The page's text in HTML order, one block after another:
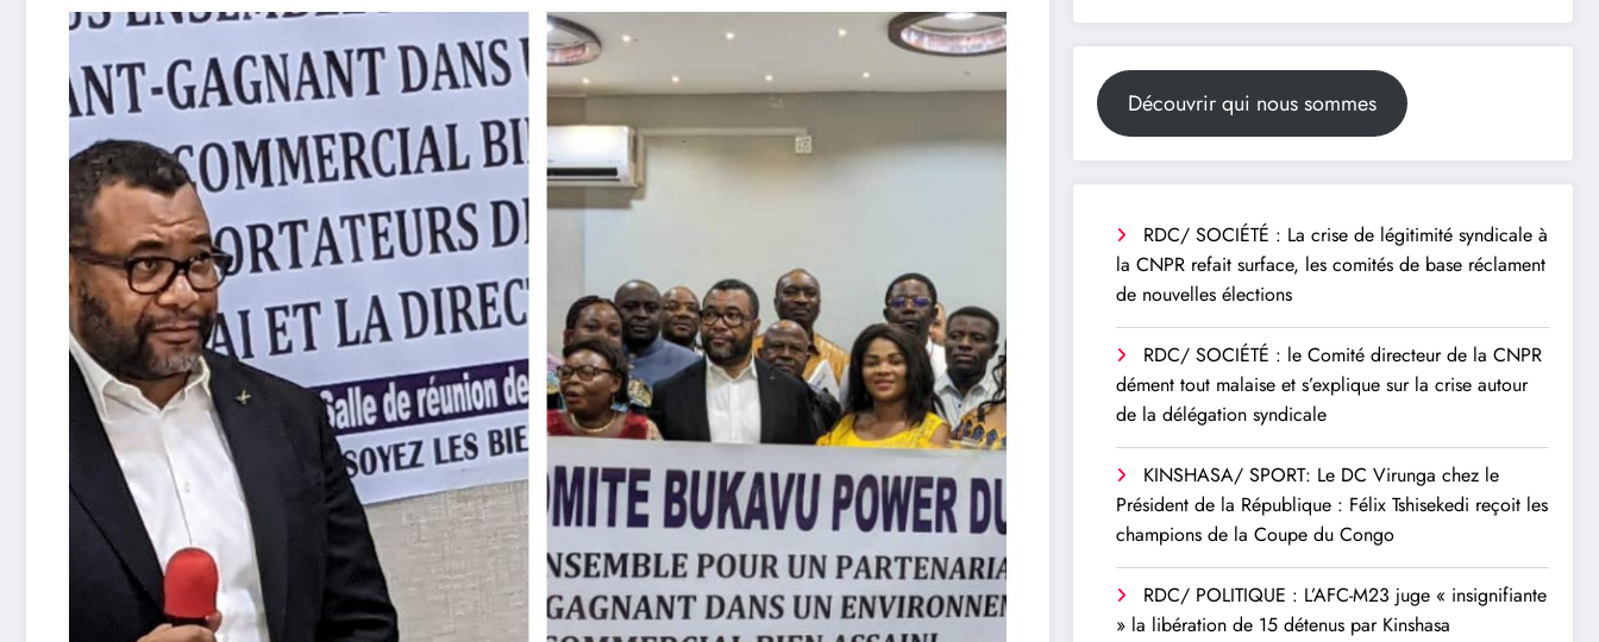
Découvrir qui nous sommes
RDC/ SOCIÉTÉ : La crise de légitimité syndicale à
la CNPR refait surface, les comités de base réclament
de nouvelles élections
RDC/ SOCIÉTÉ : le Comité directeur de la CNPR
dément tout malaise et s’explique sur la crise autour
de la délégation syndicale
KINSHASA/ SPORT: Le DC Virunga chez le
Président de la République : Félix Tshisekedi reçoit les
champions de la Coupe du Congo
RDC/ POLITIQUE : L’AFC-M23 juge « insignifiante
» la libération de 15 détenus par Kinshasa